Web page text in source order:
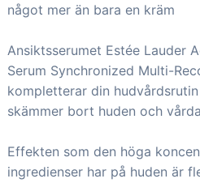
något mer än bara en kräm
Ansiktsserumet Estée Lauder
Serum Synchronized Multi-
kompletterar din
skämmer bort huden och
Effekten som den höga
ingredienser har på huden är